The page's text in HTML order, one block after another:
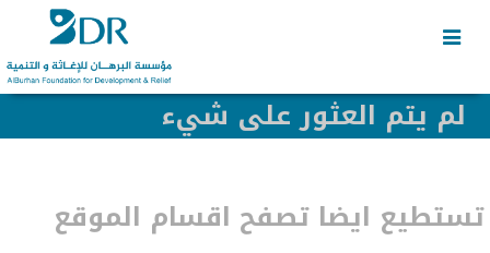
content
لم يتم العثور على شيء
تستطيع ايضا تصفح اقسام الموقع